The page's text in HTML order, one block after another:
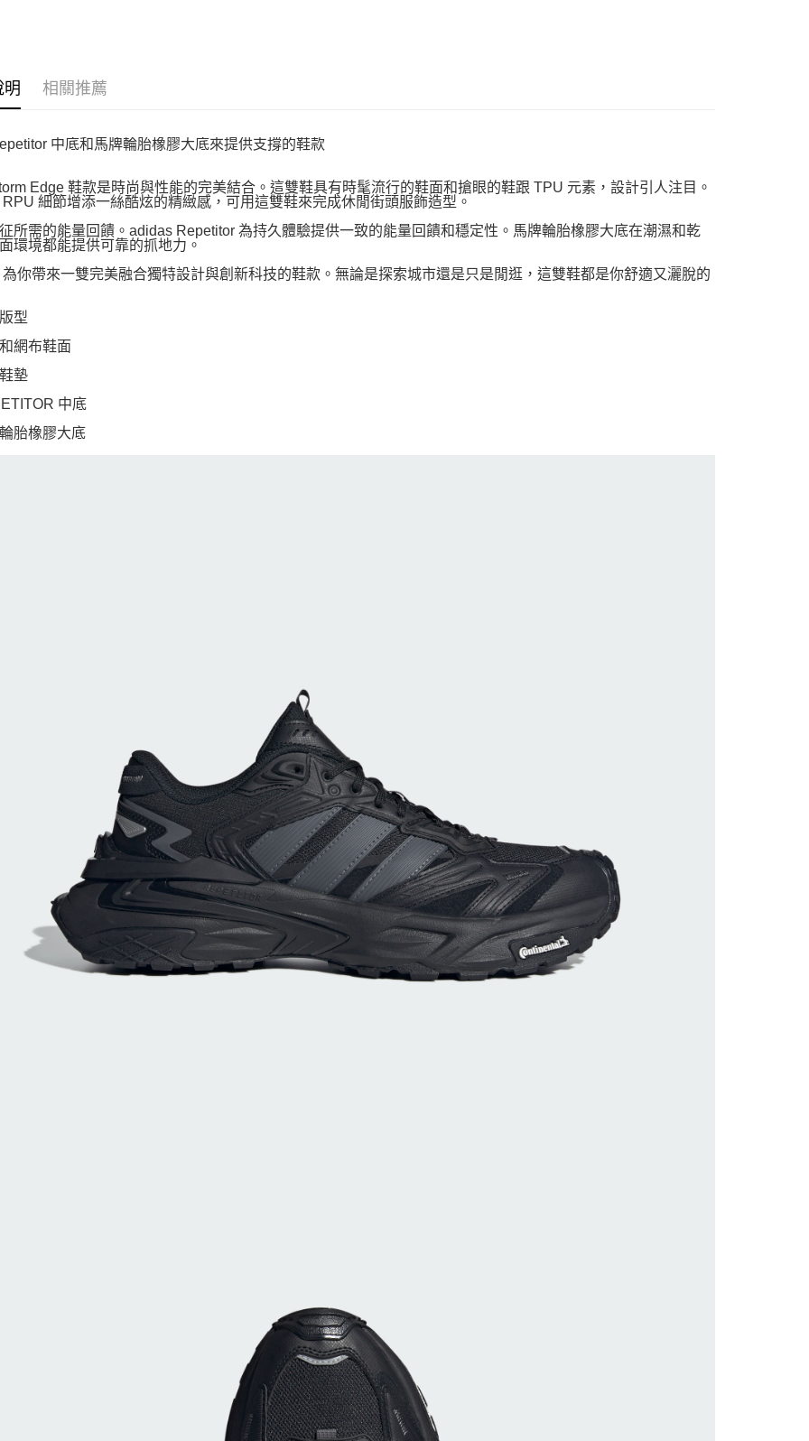
明 相關推薦
中底和馬牌輪胎橡膠大底來提供支撐的鞋款
Edge 鞋款是時尚與性能的完美結合。這雙鞋具有時髦流行的鞋面和搶眼的鞋跟 TPU 元素，設計引人注目。
細節增添一絲酷炫的精緻感，可用這雙鞋來完成休閒街頭服飾造型。
所需的能量回饋。adidas Repetitor 為持久體驗提供一致的能量回饋和穩定性。馬牌輪胎橡膠大底在潮濕和乾
環境都能提供可靠的抓地力。
你帶來一雙完美融合獨特設計與創新科技的鞋款。無論是探索城市還是只是閒逛，這雙鞋都是你舒適又灑脫的
型
網布鞋面
墊
中底
胎橡膠大底